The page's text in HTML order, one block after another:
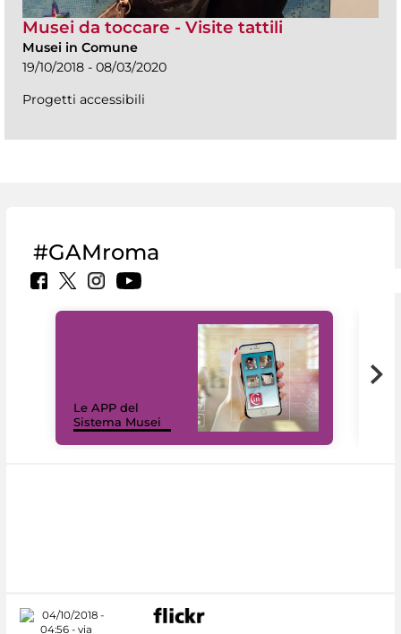
Musei da toccare - Visite tattili
Musei in Comune
19/10/2018 - 08/03/2020
Progetti accessibili
#GAMroma
Le APP del
Sistema Musei